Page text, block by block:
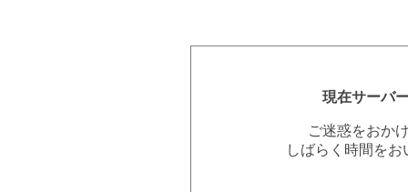
現在サーバ
ご迷惑をおか
しばらく時間を